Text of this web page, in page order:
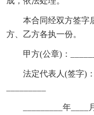
本合同经双方签字
方、乙方各执一份。
甲方(公章)：
法定代表人(签字)
_________年____